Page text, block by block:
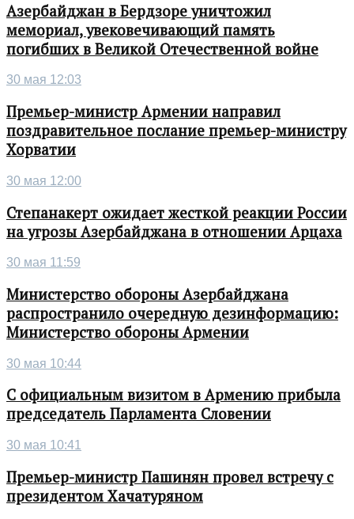
Азербайджан в Бердзоре уничтожил
мемориал, увековечивающий память
погибших в Великой Отечественной войне
30 мая 12:03
Премьер-министр Армении направил
поздравительное послание премьер-министру
Хорватии
30 мая 12:00
Степанакерт ожидает жесткой реакции России
на угрозы Азербайджана в отношении Арцаха
30 мая 11:59
Министерство обороны Азербайджана
распространило очередную дезинформацию:
Министерство обороны Армении
30 мая 10:44
С официальным визитом в Армению прибыла
председатель Парламента Словении
30 мая 10:41
Премьер-министр Пашинян провел встречу с
президентом Хачатуряном